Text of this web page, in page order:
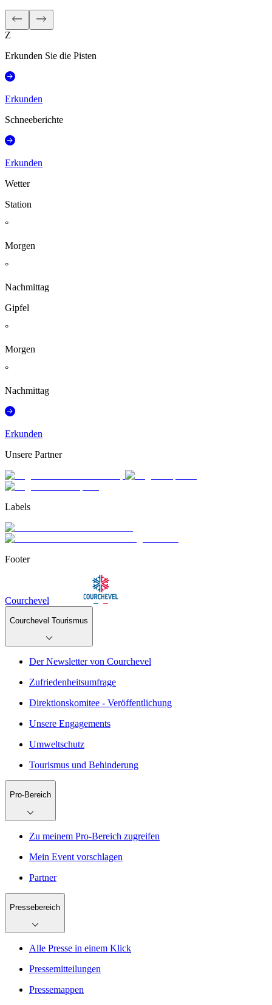
Z
Erkunden Sie die Pisten
Erkunden
Schneeberichte
Erkunden
Wetter
Station
°
Morgen
°
Nachmittag
Gipfel
°
Morgen
°
Nachmittag
Erkunden
Unsere Partner
Labels
Footer
Courchevel
Courchevel Tourismus
Der Newsletter von Courchevel
Zufriedenheitsumfrage
Direktionskomitee - Veröffentlichung
Unsere Engagements
Umweltschutz
Tourismus und Behinderung
Pro-Bereich
Zu meinem Pro-Bereich zugreifen
Mein Event vorschlagen
Partner
Pressebereich
Alle Presse in einem Klick
Pressemitteilungen
Pressemappen